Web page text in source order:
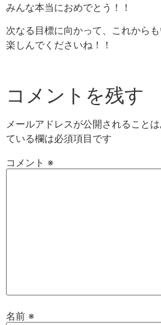
みんな本当におめでとう！！
次なる目標に向かって、これから
楽しんでくださいね！！
コメントを残す
メールアドレスが公開されることは
ている欄は必須項目です
コメント ※
名前 ※